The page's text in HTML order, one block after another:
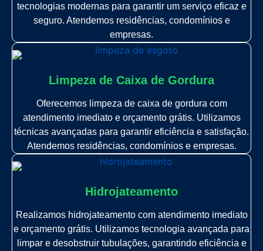
tecnologias modernas para garantir um serviço eficaz e
seguro. Atendemos residências, condomínios e
empresas.
Limpeza de Caixa de Gordura
Oferecemos limpeza de caixa de gordura com
atendimento imediato e orçamento grátis. Utilizamos
técnicas avançadas para garantir eficiência e satisfação.
Atendemos residências, condomínios e empresas.
Hidrojateamento
Realizamos hidrojateamento com atendimento imediato
e orçamento grátis. Utilizamos tecnologia avançada para
limpar e desobstruir tubulações, garantindo eficiência e